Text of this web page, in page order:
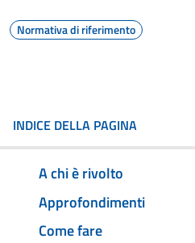
Normativa di riferimento
INDICE DELLA PAGINA
A chi è rivolto
Approfondimenti
Come fare